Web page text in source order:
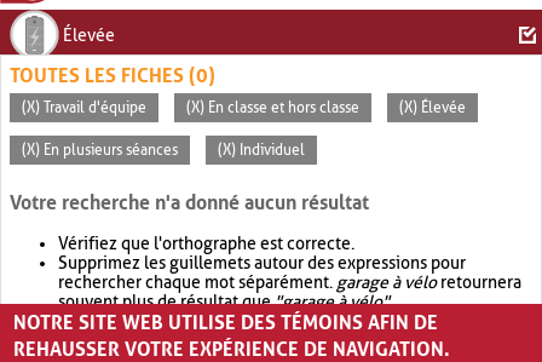
Élevée
TOUTES LES FICHES (0)
(X) Travail d'équipe (X) En classe et hors classe (X) Élevée
(X) En plusieurs séances (X) Individuel
Votre recherche n'a donné aucun résultat
Vérifiez que l'orthographe est correcte.
Supprimez les guillemets autour des expressions pour
rechercher chaque mot séparément. garage à véloretournera
souvent plus de résultat que"garage à vélo".
Envisagez d'élargir votre recherche avec OR.garage OR vélo
retournera souvent plus de résultat quegarage à vélo
NOTRE SITE WEB UTILISE DES TÉMOINS AFIN DE
REHAUSSER VOTRE EXPÉRIENCE DE NAVIGATION.